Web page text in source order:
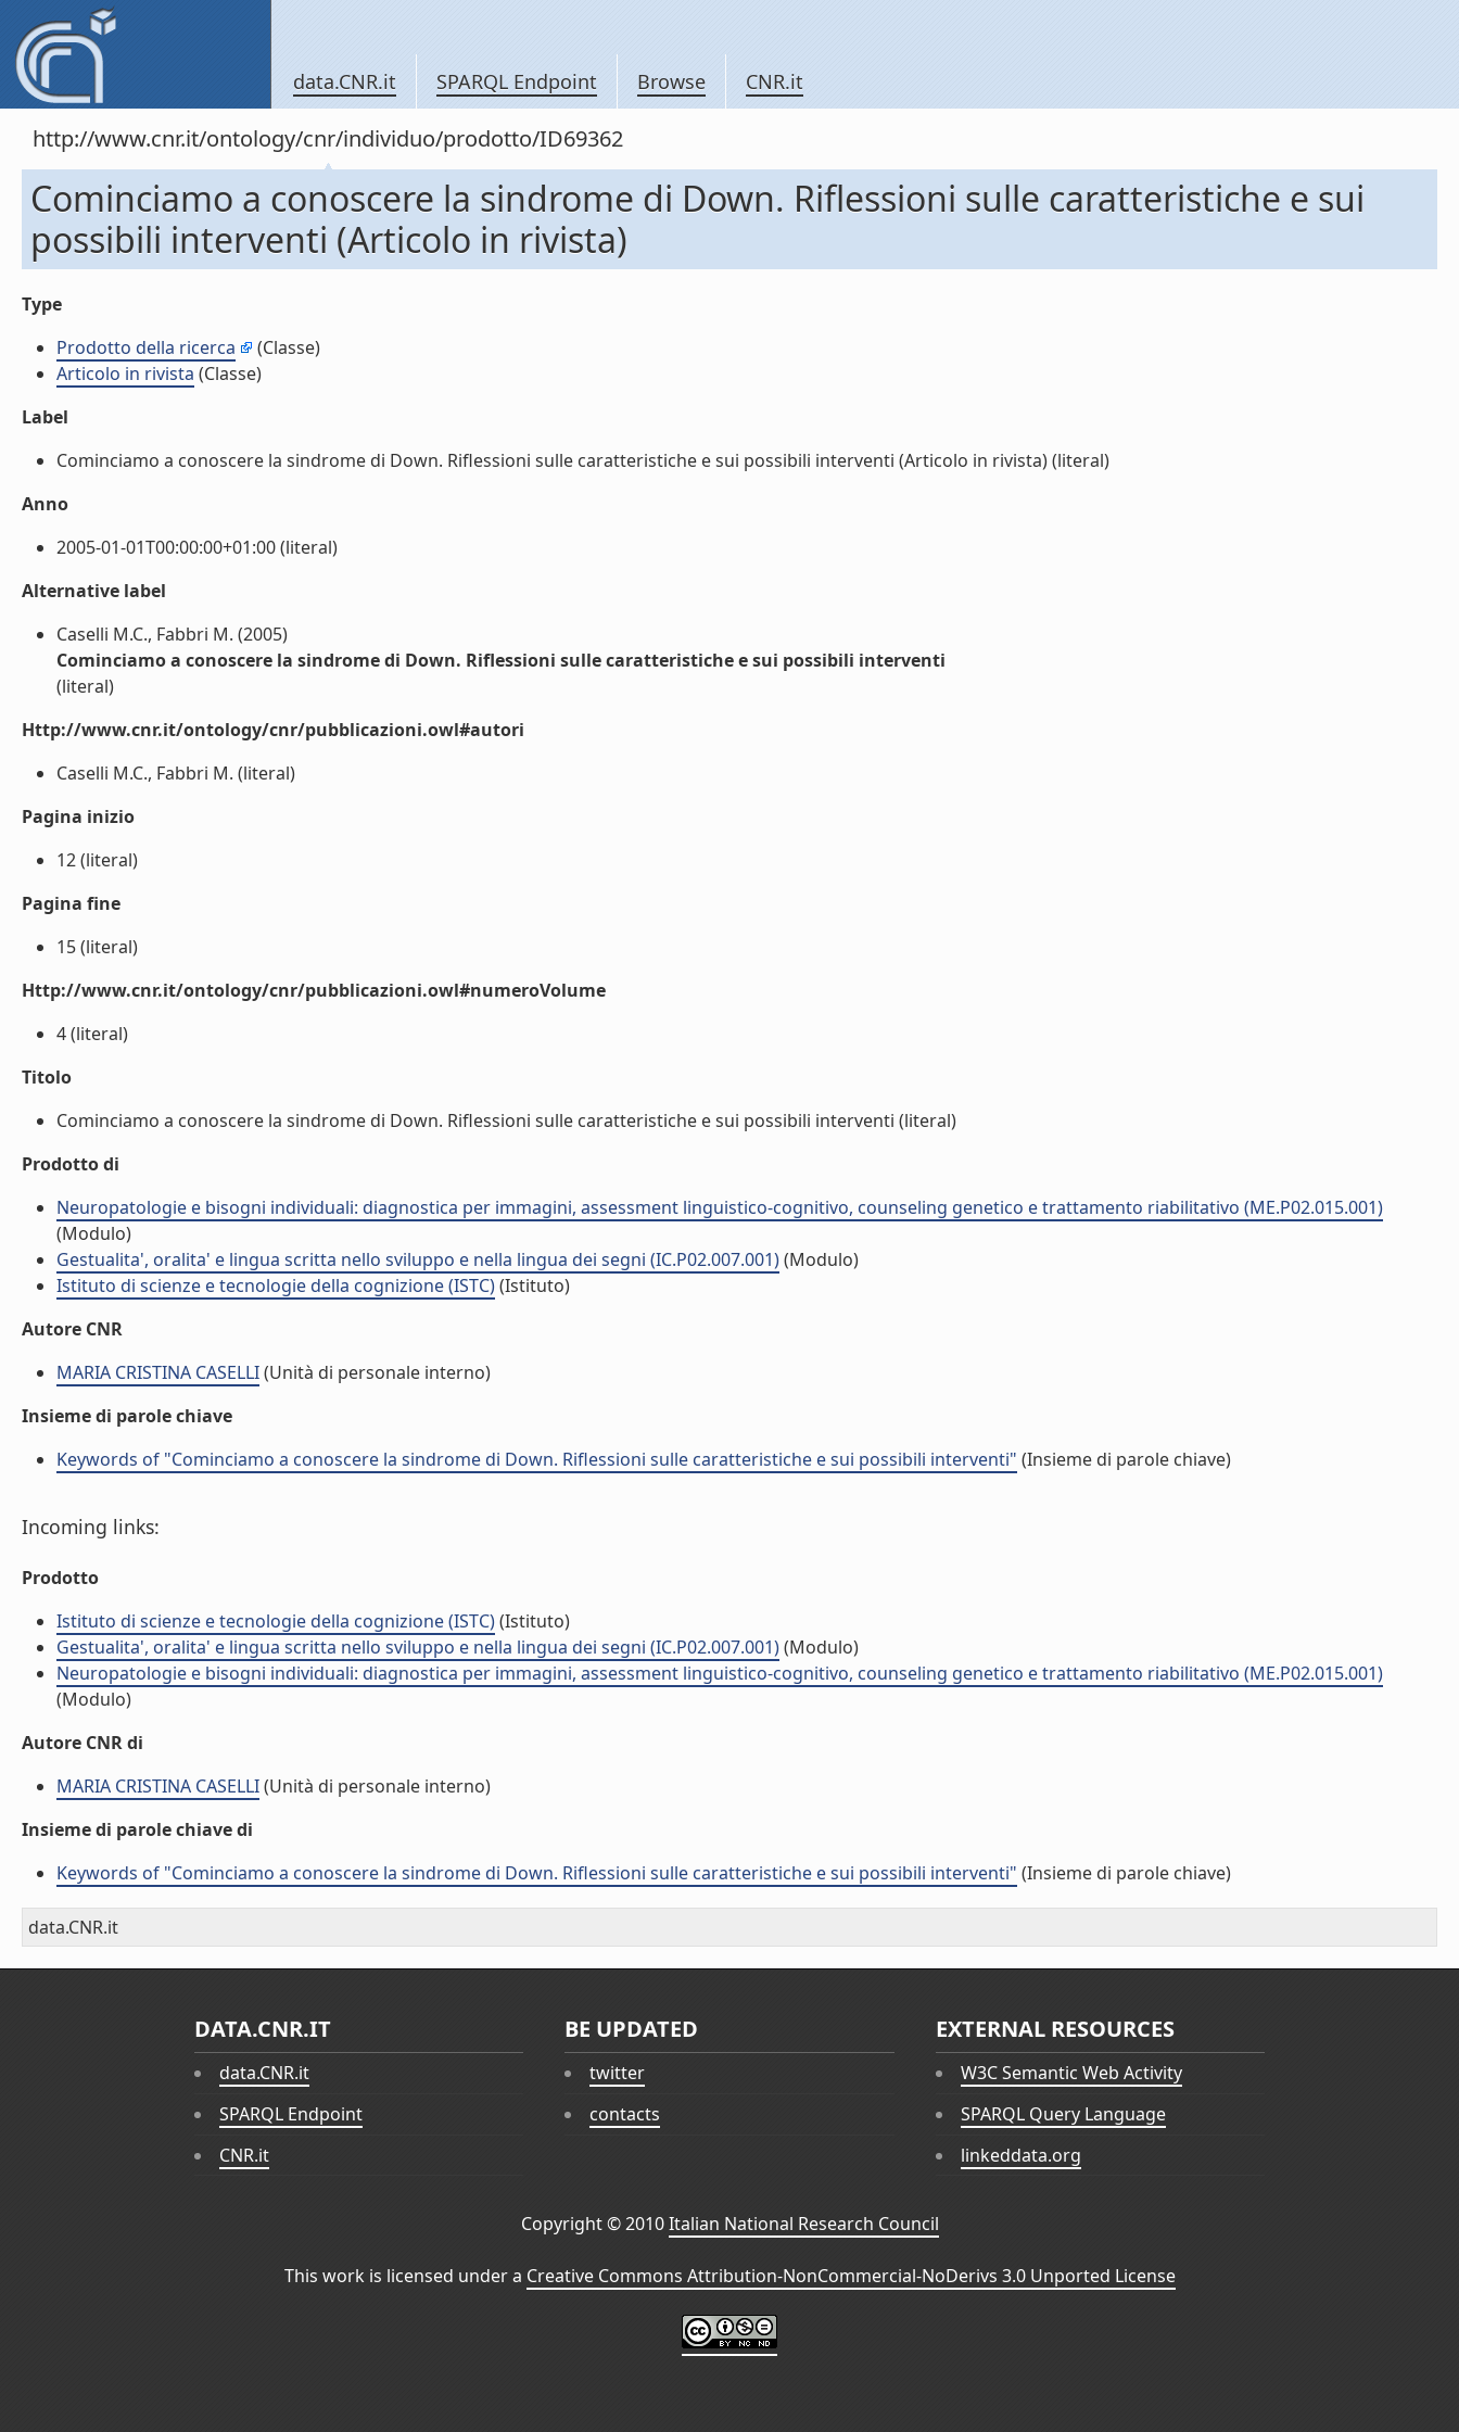
data.CNR.it SPARQL Endpoint Browse CNR.it
http://www.cnr.it/ontology/cnr/individuo/prodotto/ID69362
Cominciamo a conoscere la sindrome di Down. Riflessioni sulle caratteristiche e sui
possibili interventi (Articolo in rivista)
Type
Prodotto della ricerca
(Classe)
Articolo in rivista (Classe)
Label
Cominciamo a conoscere la sindrome di Down. Riflessioni sulle caratteristiche e sui possibili interventi (Articolo in rivista) (literal)
Anno
2005-01-01T00:00:00+01:00 (literal)
Alternative label
Caselli M.C., Fabbri M. (2005)
Cominciamo a conoscere la sindrome di Down. Riflessioni sulle caratteristiche e sui possibili interventi
(literal)
Http://www.cnr.it/ontology/cnr/pubblicazioni.owl#autori
Caselli M.C., Fabbri M. (literal)
Pagina inizio
12 (literal)
Pagina fine
15 (literal)
Http://www.cnr.it/ontology/cnr/pubblicazioni.owl#numeroVolume
4 (literal)
Titolo
Cominciamo a conoscere la sindrome di Down. Riflessioni sulle caratteristiche e sui possibili interventi (literal)
Prodotto di
Neuropatologie e bisogni individuali: diagnostica per immagini, assessment linguistico-cognitivo, counseling genetico e trattamento riabilitativo (ME.P02.015.001)
(Modulo)
Gestualita', oralita' e lingua scritta nello sviluppo e nella lingua dei segni (IC.P02.007.001)(Modulo)
Istituto di scienze e tecnologie della cognizione (ISTC)(Istituto)
Autore CNR
MARIA CRISTINA CASELLI(Unità di personale interno)
Insieme di parole chiave
Keywords of "Cominciamo a conoscere la sindrome di Down. Riflessioni sulle caratteristiche e sui possibili interventi" (Insieme di parole chiave)
Incoming links:
Prodotto
Istituto di scienze e tecnologie della cognizione (ISTC)(Istituto)
Gestualita', oralita' e lingua scritta nello sviluppo e nella lingua dei segni (IC.P02.007.001)(Modulo)
Neuropatologie e bisogni individuali: diagnostica per immagini, assessment linguistico-cognitivo, counseling genetico e trattamento riabilitativo (ME.P02.015.001)
(Modulo)
Autore CNR di
MARIA CRISTINA CASELLI(Unità di personale interno)
Insieme di parole chiave di
Keywords of "Cominciamo a conoscere la sindrome di Down. Riflessioni sulle caratteristiche e sui possibili interventi" (Insieme di parole chiave)
data.CNR.it
DATA.CNR.IT
data.CNR.it
SPARQL Endpoint
CNR.it
BE UPDATED
twitter
contacts
EXTERNAL RESOURCES
W3C Semantic Web Activity
SPARQL Query Language
linkeddata.org
Copyright © 2010Italian National Research Council
This work is licensed under a Creative Commons Attribution-NonCommercial-NoDerivs 3.0 Unported License